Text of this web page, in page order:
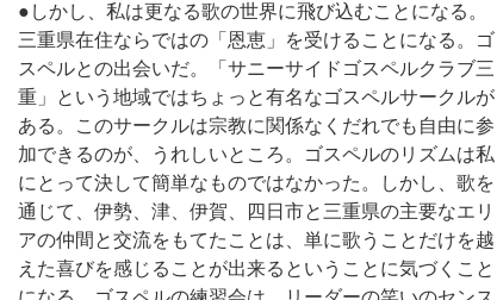
●しかし、私は更なる歌の世界に飛び込むことになる。
三重県在住ならではの「恩恵」を受けることになる。ゴ
スペルとの出会いだ。「サニーサイドゴスペルクラブ三
重」という地域ではちょっと有名なゴスペルサークルが
ある。このサークルは宗教に関係なくだれでも自由に参
加できるのが、うれしいところ。ゴスペルのリズムは私
にとって決して簡単なものではなかった。しかし、歌を
通じて、伊勢、津、伊賀、四日市と三重県の主要なエリ
アの仲間と交流をもてたことは、単に歌うことだけを越
えた喜びを感じることが出来るということに気づくこと